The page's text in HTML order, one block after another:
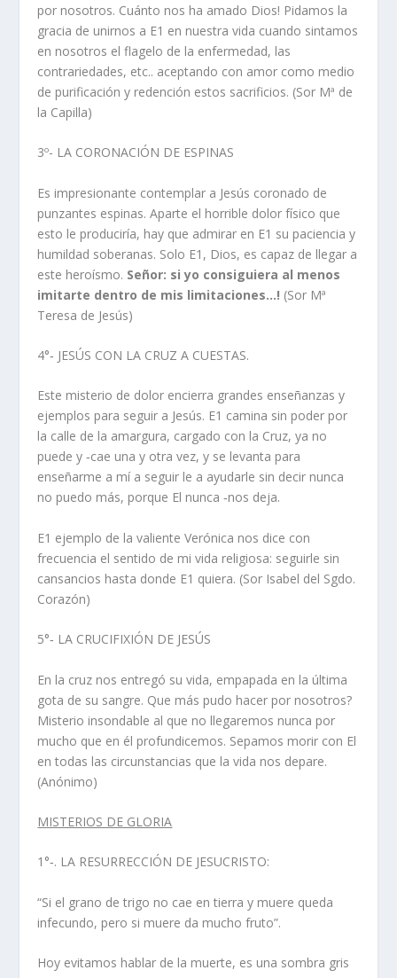
por nosotros. Cuánto nos ha amado Dios! Pidamos la
gracia de unirnos a E1 en nuestra vida cuando sintamos
en nosotros el flagelo de la enfermedad, las
contrariedades, etc.. aceptando con amor como medio
de purificación y redención estos sacrificios. (Sor Mª de
la Capilla)
3º- LA CORONACIÓN DE ESPINAS
Es impresionante contemplar a Jesús coronado de
punzantes espinas. Aparte el horrible dolor físico que
esto le produciría, hay que admirar en E1 su paciencia y
humildad soberanas. Solo E1, Dios, es capaz de llegar a
este heroísmo. Señor: si yo consiguiera al menos
imitarte dentro de mis limitaciones…! (Sor Mª
Teresa de Jesús)
4°‑ JESÚS CON LA CRUZ A CUESTAS.
Este misterio de dolor encierra grandes enseñanzas y
ejemplos para seguir a Jesús. E1 camina sin poder por
la calle de la amargura, cargado con la Cruz, ya no
puede y ‑cae una y otra vez, y se levanta para
enseñarme a mí a seguir le a ayudarle sin decir nunca
no puedo más, porque El nunca ‑nos deja.
E1 ejemplo de la valiente Verónica nos dice con
frecuencia el sentido de mi vida religiosa: seguirle sin
cansancios hasta donde E1 quiera. (Sor Isabel del Sgdo.
Corazón)
5°‑ LA CRUCIFIXIÓN DE JESÚS
En la cruz nos entregó su vida, empapada en la última
gota de su sangre. Que más pudo hacer por nosotros?
Misterio insondable al que no llegaremos nunca por
mucho que en él profundicemos. Sepamos morir con El
en todas las circunstancias que la vida nos depare.
(Anónimo)
MISTERIOS DE GLORIA
1°‑. LA RESURRECCIÓN DE JESUCRISTO:
“Si el grano de trigo no cae en tierra y muere queda
infecundo, pero si muere da mucho fruto”.
Hoy evitamos hablar de la muerte, es una sombra gris